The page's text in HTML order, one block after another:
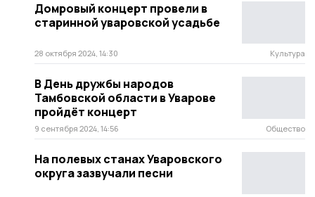
Домровый концерт провели в
старинной уваровской усадьбе
28 октября 2024, 14:30 Культура
В День дружбы народов
Тамбовской области в Уварове
пройдёт концерт
9 сентября 2024, 14:56 Общество
На полевых станах Уваровского
округа зазвучали песни